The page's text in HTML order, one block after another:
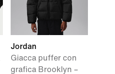
Jordan
Giacca puffer con
grafica Brooklyn –